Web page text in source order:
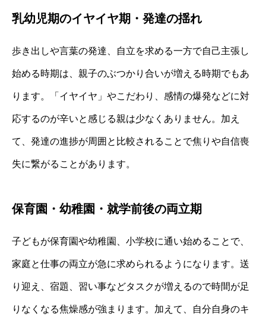
乳幼児期のイヤイヤ期・発達の揺れ
歩き出しや言葉の発達、自立を求める一方で自己主張し
始める時期は、親子のぶつかり合いが増える時期でもあ
ります。「イヤイヤ」やこだわり、感情の爆発などに対
応するのが辛いと感じる親は少なくありません。加え
て、発達の進捗が周囲と比較されることで焦りや自信喪
失に繋がることがあります。
保育園・幼稚園・就学前後の両立期
子どもが保育園や幼稚園、小学校に通い始めることで、
家庭と仕事の両立が急に求められるようになります。送
り迎え、宿題、習い事などタスクが増えるので時間が足
りなくなる焦燥感が強まります。加えて、自分自身のキ